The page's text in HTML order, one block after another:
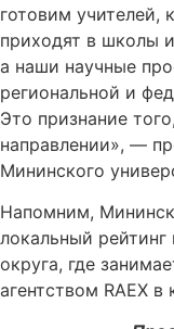
готовим учителей,
приходят в школы
а наши научные
региональной и
Это признание
направлении», —
Мининского
Напомним,
локальный
округа, где
агентством RAEX